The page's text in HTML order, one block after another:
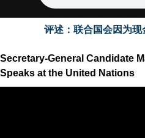
评述：联合国会因为现
Secretary-General Candidate
Speaks at the United Nations